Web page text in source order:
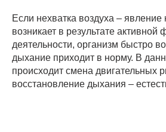
Если нехватка воздуха – явление
возникает в результате активной
деятельности, организм быстро
дыхание приходит в норму. В
происходит смена двигательных
восстановление дыхания –